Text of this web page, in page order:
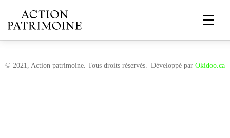
© 2021, Action patrimoine. Tous droits réservés. Développé par Okidoo.ca